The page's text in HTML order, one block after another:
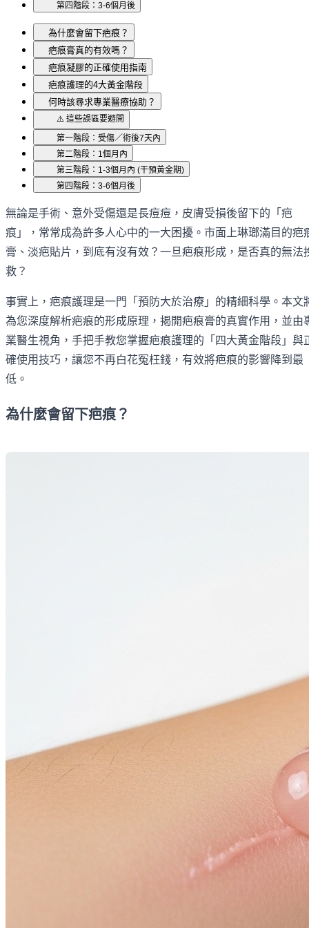
第四階段：3-6個月後
為什麼會留下疤痕？
疤痕膏真的有效嗎？
疤痕凝膠的正確使用指南
疤痕護理的4大黃金階段
何時該尋求專業醫療協助？
⚠️ 這些誤區要避開
第一階段：受傷／術後7天內
第二階段：1個月內
第三階段：1-3個月內 (干預黃金期)
第四階段：3-6個月後
無論是手術、意外受傷還是長痘痘，皮膚受損後留下的「疤
痕」，常常成為許多人心中的一大困擾。市面上琳瑯滿目的疤
膏、淡疤貼片，到底有沒有效？一旦疤痕形成，是否真的無法
救？
事實上，疤痕護理是一門「預防大於治療」的精細科學。本文
為您深度解析疤痕的形成原理，揭開疤痕膏的真實作用，並由
業醫生視角，手把手教您掌握疤痕護理的「四大黃金階段」與
確使用技巧，讓您不再白花冤枉錢，有效將疤痕的影響降到最
低。
為什麼會留下疤痕？